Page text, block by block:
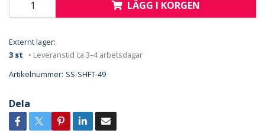
LÄGG I KORGEN
Externt lager:
3 st
• Leveranstid ca 3–4 arbetsdagar
Artikelnummer: SS-SHFT-49
Dela